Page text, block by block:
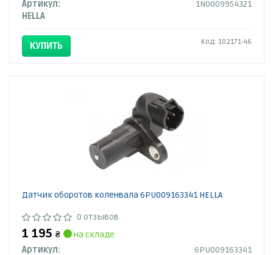
Артикул:
1N0009954321
HELLA
КУПИТЬ Код: 102171-46
Датчик оборотов коленвала 6PU009163341 HELLA
0 отзывов
1 195 ₴
на складе
Артикул:
6PU009163341